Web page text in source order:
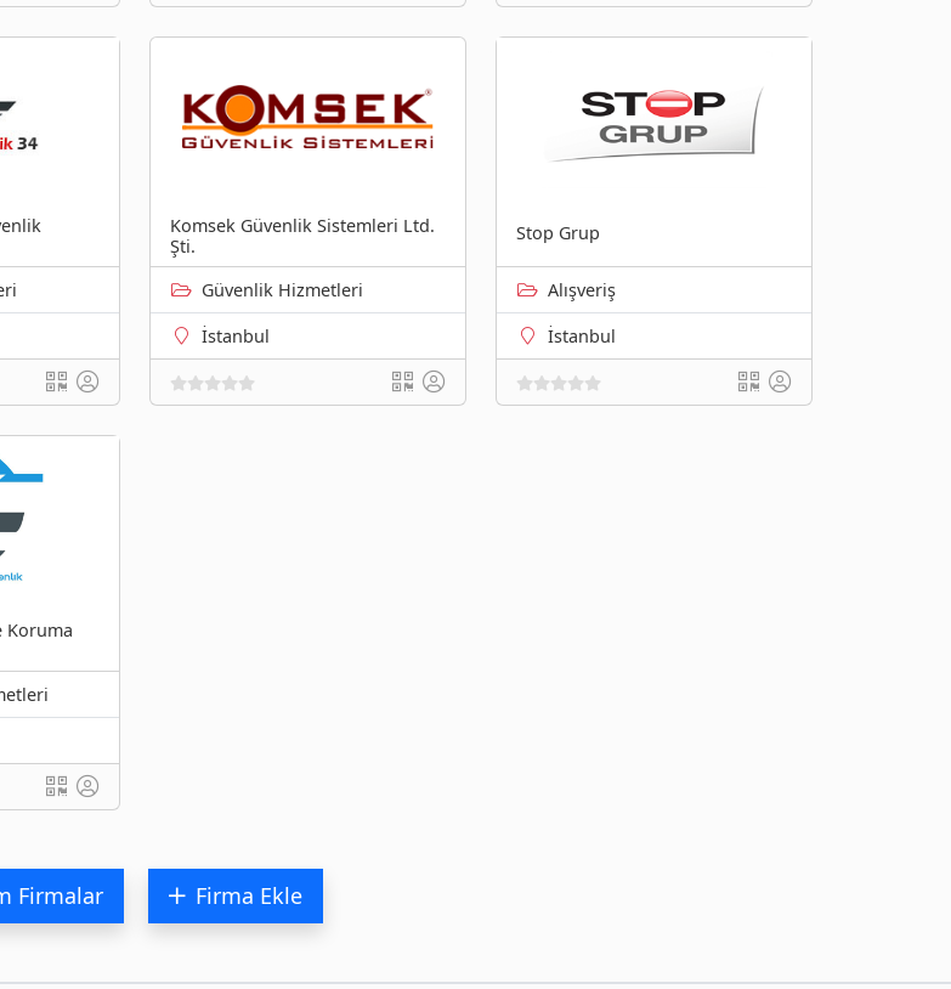
Komsek Güvenlik Sistemleri Ltd.
Şti.
Güvenlik Hizmetleri
İstanbul
Stop Grup
Alışveriş
İstanbul
Koruma
Firmalar Firma Ekle